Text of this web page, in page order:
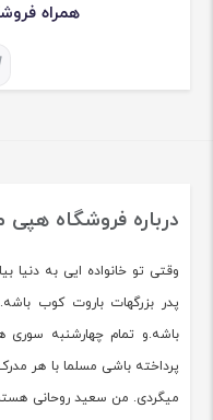
همراه
درباره فروشگاه هپی
وقتی تو خانواده ایی به دنیا
پدر بزرگهات باروت کوب
باشه.و تمام چهارشنبه
پرداخته باشی مسلما با هر